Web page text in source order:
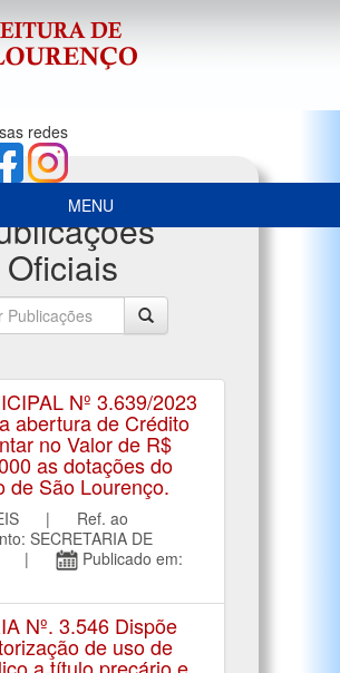
redes
MENU
Oficiais
Nº 3.639/2023
abertura de Crédito
no Valor de R$
as dotações do
de São Lourenço.
| Ref. ao
SECRETARIA DE
|
Publicado em:
Nº. 3.546 Dispõe
de uso de